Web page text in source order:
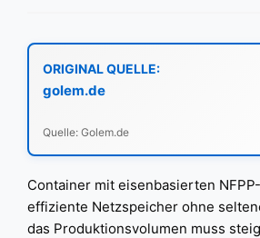
ORIGINAL QUELLE:
golem.de
Quelle: Golem.de
Container mit eisenbasierten
effiziente Netzspeicher ohne
das Produktionsvolumen muss